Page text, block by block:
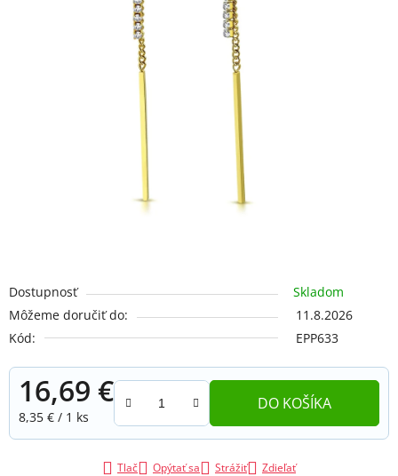
Dostupnosť
Skladom
Môžeme doručiť do:
11.8.2026
Kód:
EPP633
16,69 €
Jednotková cena:
8,35 € / 1 ks
DO KOŠÍKA
Tlač Opýtať sa Strážiť Zdieľať